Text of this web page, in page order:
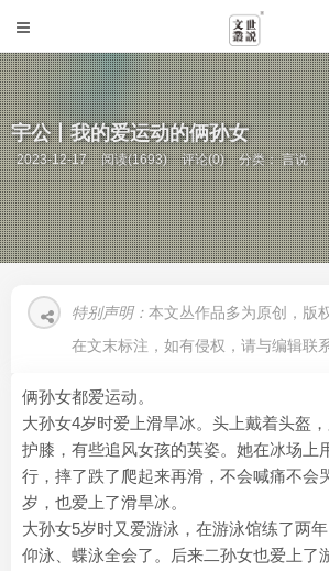
宇公丨我的爱运动的俩孙女
2023-12-17 阅读(1693) 评论(0) 分类：言说
特别声明： 本文丛作品多为原创，版
在文末标注，如有侵权，请与编辑联系
俩孙女都爱运动。
大孙女4岁时爱上滑旱冰。头上戴着头盔
护膝，有些追风女孩的英姿。她在冰场上
行，摔了跌了爬起来再滑，不会喊痛不会
岁，也爱上了滑旱冰。
大孙女5岁时又爱游泳，在游泳馆练了两年
仰泳、蝶泳全会了。后来二孙女也爱上了